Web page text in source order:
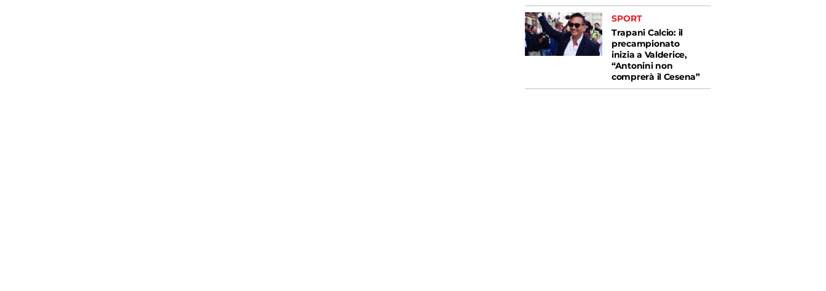
SPORT
Trapani Calcio: il
precampionato
inizia a Valderice,
“Antonini non
comprerà il Cesena”